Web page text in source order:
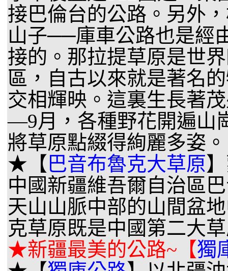
接巴倫台的公路。另外
山子──庫車公路也是經
接的。那拉提草原是世
區，自古以來就是著名
交相輝映。這裏生長著
—9月，各種野花開遍山
將草原點綴得絢麗多姿。
★【 巴音布魯克大草原
中國新疆維吾爾自治區
天山山脈中部的山間盆
克草原既是中國第二大
★新疆最美的公路~【獨